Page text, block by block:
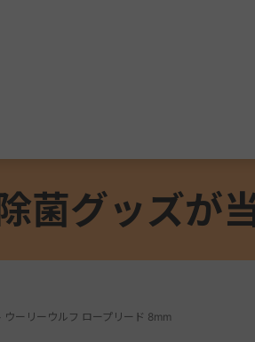
菌グッズが
ウーリーウルフ ロープリード 8mm